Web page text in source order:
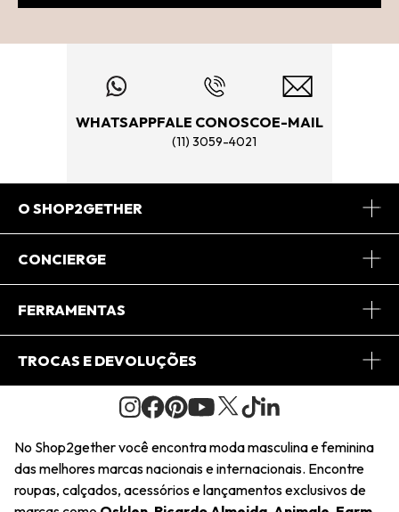
WHATSAPPFALE CONOSCO
(11) 3059-4021
E-MAIL
O SHOP2GETHER
Sobre Nós
Journal
Saiu na Mídia
CONCIERGE
Central de Relacionamento
Regulamento e Promoções
FERRAMENTAS
Minha Conta
Pedido de Presente
Wishlist
TROCAS E DEVOLUÇÕES
Condições Gerais
Troca Fácil
Restituição de Pagamento
No Shop2gether você encontra moda masculina e feminina
das melhores marcas nacionais e internacionais. Encontre
roupas, calçados, acessórios e lançamentos exclusivos de